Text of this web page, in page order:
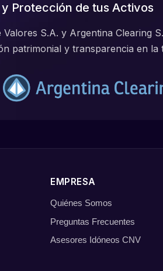
Protección de tus Activos
S.A. y Argentina Clearing
patrimonial y transparencia en la
EMPRESA
Quiénes Somos
Preguntas Frecuentes
Asesores Idóneos CNV